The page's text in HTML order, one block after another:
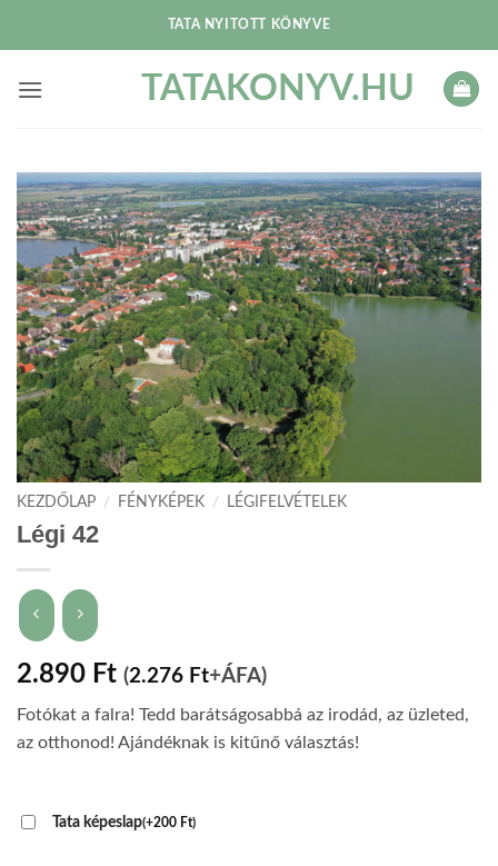
TATA NYITOTT KÖNYVE
TATAKONYV.HU
KEZDŐLAP / FÉNYKÉPEK / LÉGIFELVÉTELEK
Légi 42
2.890 Ft (2.276 Ft+ÁFA)
Fotókat a falra! Tedd barátságosabbá az irodád, az üzleted,
az otthonod! Ajándéknak is kitűnő választás!
Tata képeslap(+200 Ft)